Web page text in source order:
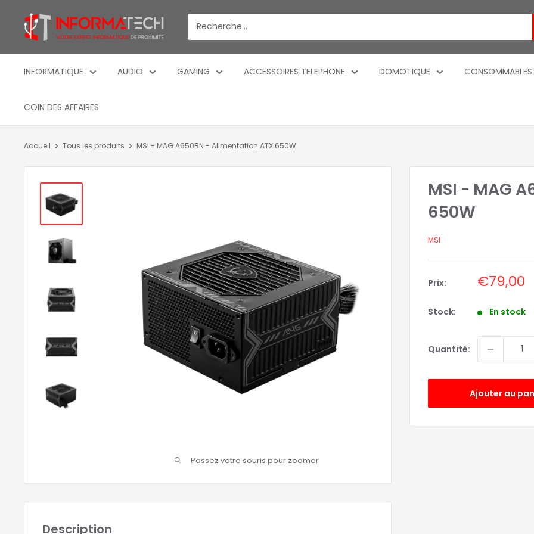
contenu
Informatech
-
expert
proximite
INFORMATIQUE AUDIO GAMING ACCESSOIRES TELEPHONE DOMOTIQUE CONSOMMABLES
COIN DES AFFAIRES
Accueil Tous les produits MSI - MAG A650BN - Alimentation ATX 650W
Passez votre souris pour zoomer
MSI - MAG
650W
MSI
Prix: Prix
réduit
€79,00
Stock: En stock
Quantité:
Ajouter au
Description